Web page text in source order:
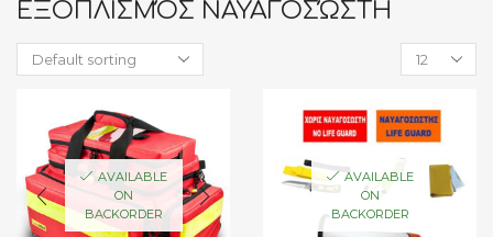
ΕΞΟΠΛΙΣΜΌΣ ΝΑΥΑΓΟΣΏΣΤΗ
Products
per
AVAILABLE
ON
BACKORDER
AVAILABLE
ON
BACKORDER